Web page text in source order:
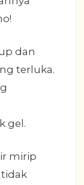
dan
terluka.
gel.
mirip